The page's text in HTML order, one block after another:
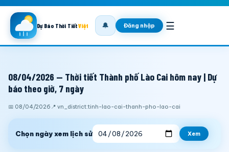
Dự Báo Thời TiếtViệt 🔔 Đăng nhập ☰
08/04/2026 — Thời tiết Thành phố Lào Cai hôm nay | Dự
báo theo giờ, 7 ngày
📅 08/04/2026 📍 vn_district:tinh-lao-cai-thanh-pho-lao-cai
Chọn ngày xem lịch sử Xem